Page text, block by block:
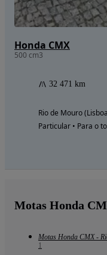
Honda CMX
500 cm3
32 471 km
Rio de Mouro
Particular • Para o
Motas Honda
Motas Honda CMX -
1